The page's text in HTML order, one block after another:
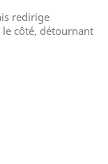
redirige
côté, détournant